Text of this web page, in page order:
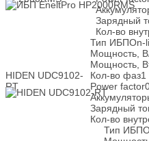
Зарядный
Кол-во
HIDEN UDC9102-
RT
Тип ИБПOn-
Мощность,
Мощность,
Кол-во фаз1
Power factor
Зарядный
Кол-во
Тип ИБП